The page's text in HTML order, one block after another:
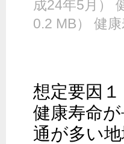
成24年5月）
0.2 MB） 健
想定要因
健康寿命
通が多い